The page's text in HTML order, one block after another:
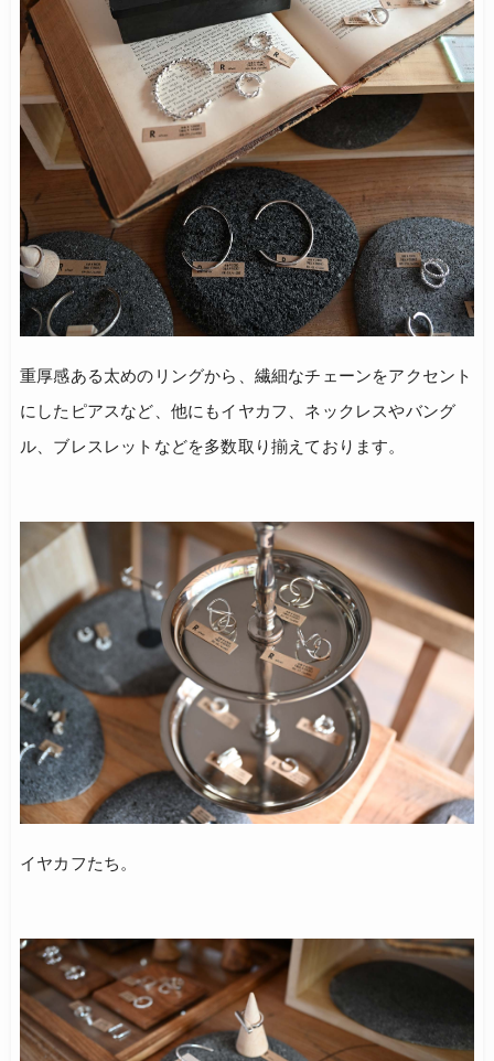
重厚感ある太めのリングから、繊細なチェーンをアクセント
にしたピアスなど、他にもイヤカフ、ネックレスやバング
ル、ブレスレットなどを多数取り揃えております。
イヤカフたち。